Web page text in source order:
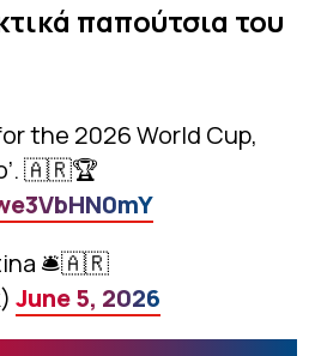
παπούτσια του
the 2026 World Cup,
🇦🇷🏆
🛎🇦🇷
June 5, 2026